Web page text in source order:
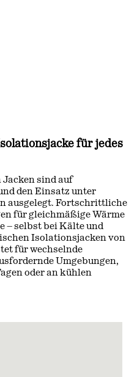
für jedes
sind auf
den Einsatz unter
ausgelegt. Fortschrittliche
für gleichmäßige Wärme
– selbst bei Kälte und
Isolationsjacken von
für wechselnde
Umgebungen,
oder an kühlen